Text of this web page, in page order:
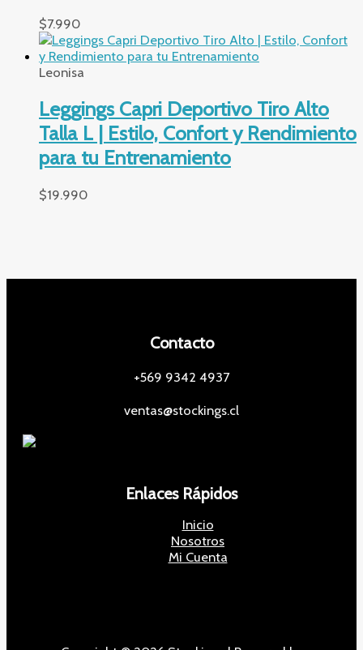
$7.990
Leonisa
Leggings Capri Deportivo Tiro Alto
Talla L | Estilo, Confort y Rendimiento
para tu Entrenamiento
$19.990
Contacto
+569 9342 4937
ventas@stockings.cl
Enlaces Rápidos
Inicio
Nosotros
Mi Cuenta